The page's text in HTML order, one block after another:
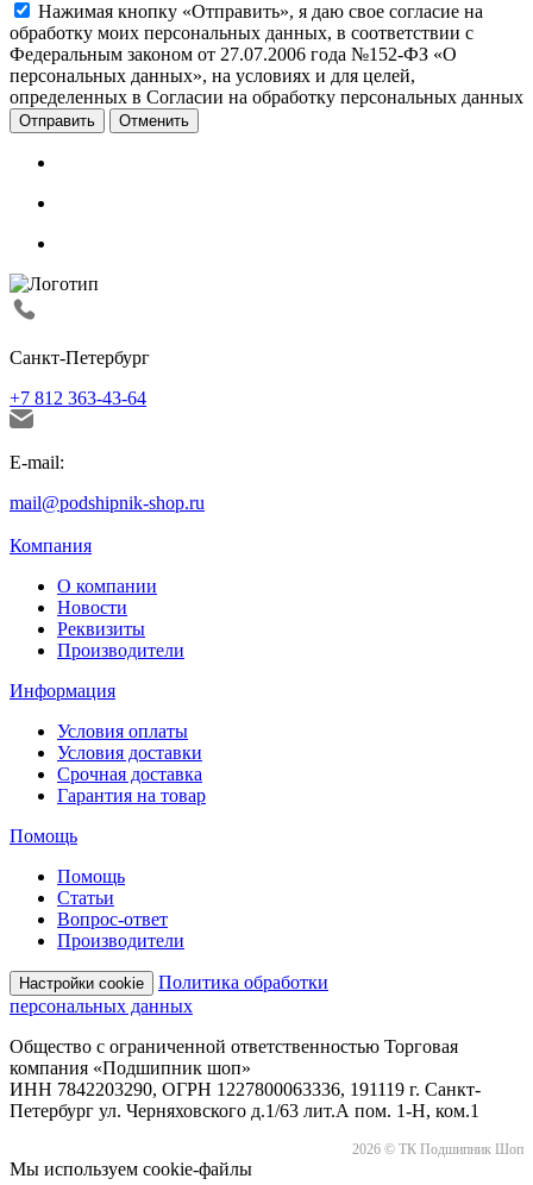
Нажимая кнопку «Отправить», я даю свое согласие на
обработку моих персональных данных, в соответствии с
Федеральным законом от 27.07.2006 года №152-ФЗ «О
персональных данных», на условиях и для целей,
определенных в Согласии на обработку персональных данных
Отменить
Санкт-Петербург
+7 812 363-43-64
E-mail:
mail@podshipnik-shop.ru
Компания
О компании
Новости
Реквизиты
Производители
Информация
Условия оплаты
Условия доставки
Срочная доставка
Гарантия на товар
Помощь
Помощь
Статьи
Вопрос-ответ
Производители
Настройки cookie
Политика обработки
персональных данных
Общество с ограниченной ответственностью Торговая
компания «Подшипник шоп»
ИНН 7842203290, ОГРН 1227800063336, 191119 г. Санкт-
Петербург ул. Черняховского д.1/63 лит.А пом. 1-Н, ком.1
2026 © ТК Подшипник Шоп
Мы используем cookie-файлы